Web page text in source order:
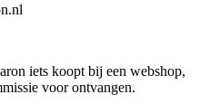
iets koopt bij een webshop,
voor ontvangen.